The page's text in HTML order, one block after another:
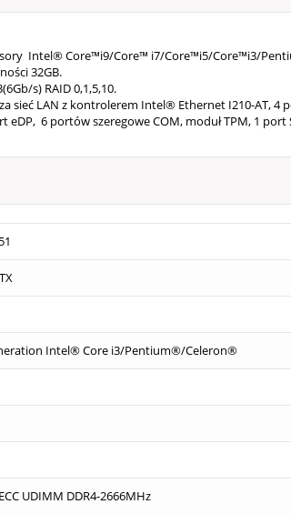
Intel® Core™i9/Core™ i7/Core™i5/Core™i3/
32GB.
s) RAID 0,1,5,10.
LAN z kontrolerem Intel® Ethernet I210-AT, 4
6 portów szeregowe COM, moduł TPM, 1 port
Intel® Core i3/Pentium®/Celeron®
UDIMM DDR4-2666MHz